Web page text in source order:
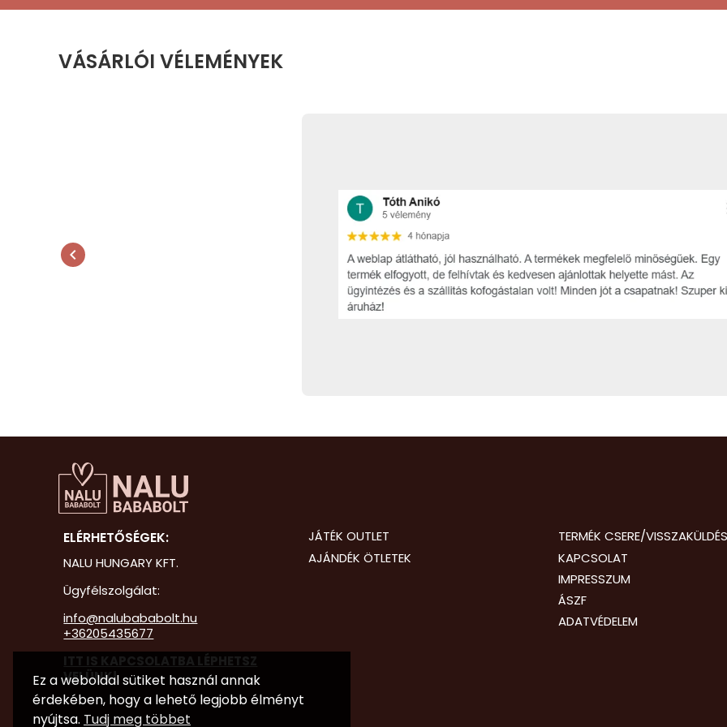
VÁSÁRLÓI VÉLEMÉNYEK
chevron_left
ELÉRHETŐSÉGEK:
NALU HUNGARY KFT.
Ügyfélszolgálat:
info@nalubababolt.hu
+36205435677
ITT IS KAPCSOLATBA LÉPHETSZ
VELÜNK!
JÁTÉK OUTLET
AJÁNDÉK ÖTLETEK
TERMÉK CSERE/VISSZAKÜLDÉS
KAPCSOLAT
IMPRESSZUM
ÁSZF
ADATVÉDELEM
Ez a weboldal sütiket használ annak
érdekében, hogy a lehető legjobb élményt
nyújtsa. Tudj meg többet